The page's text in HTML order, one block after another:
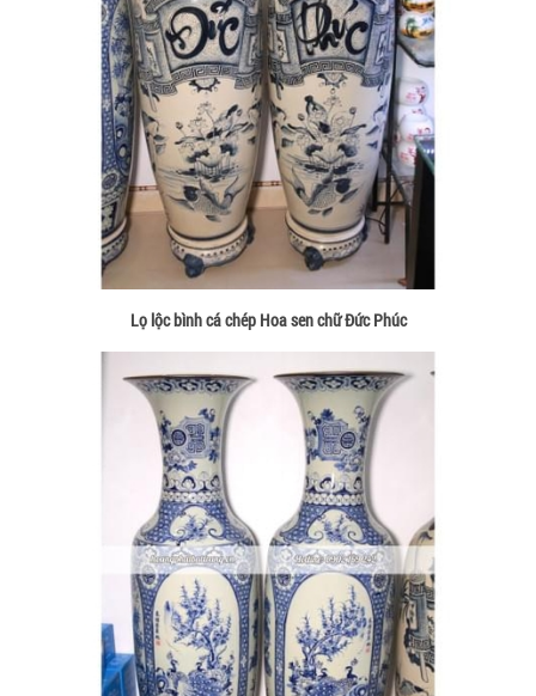
Lọ lộc bình cá chép Hoa sen chữ Đức Phúc